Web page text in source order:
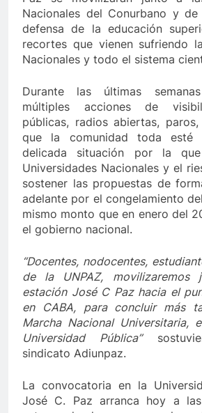
Nacionales del Conurbano y
defensa de la educación
recortes que vienen sufriendo
Nacionales y todo el sistema
Durante las últimas
múltiples acciones de
públicas, radios abiertas,
que la comunidad toda esté
delicada situación por la
Universidades Nacionales y el
sostener las propuestas de
adelante por el congelamiento
mismo monto que en enero del
el gobierno nacional.
“Docentes, nodocentes,
de la UNPAZ, movilizaremos
estación José C Paz hacia el
en CABA, para concluir más
Marcha Nacional Universitaria,
Universidad Pública”
sindicato Adiunpaz.
La convocatoria en la
José C. Paz arranca hoy a